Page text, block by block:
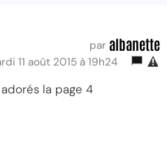
par albanette
11 août 2015 à 19h24
la page 4